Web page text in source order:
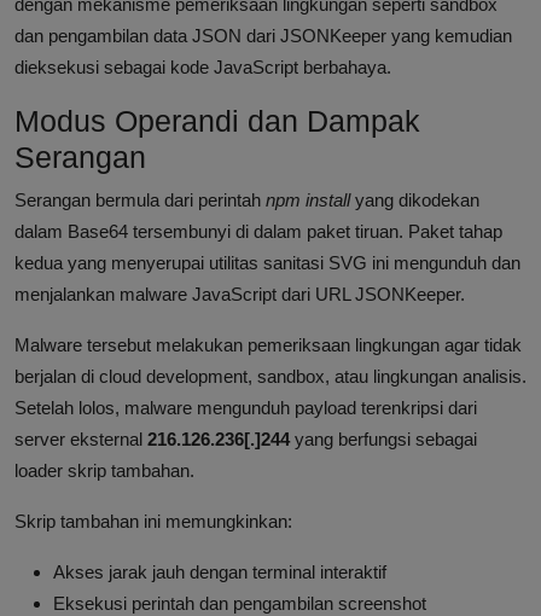
dengan mekanisme pemeriksaan lingkungan seperti sandbox
dan pengambilan data JSON dari JSONKeeper yang kemudian
dieksekusi sebagai kode JavaScript berbahaya.
Modus Operandi dan Dampak
Serangan
Serangan bermula dari perintah npm installyang dikodekan
dalam Base64 tersembunyi di dalam paket tiruan. Paket tahap
kedua yang menyerupai utilitas sanitasi SVG ini mengunduh dan
menjalankan malware JavaScript dari URL JSONKeeper.
Malware tersebut melakukan pemeriksaan lingkungan agar tidak
berjalan di cloud development, sandbox, atau lingkungan analisis.
Setelah lolos, malware mengunduh payload terenkripsi dari
server eksternal 216.126.236[.]244yang berfungsi sebagai
loader skrip tambahan.
Skrip tambahan ini memungkinkan:
Akses jarak jauh dengan terminal interaktif
Eksekusi perintah dan pengambilan screenshot